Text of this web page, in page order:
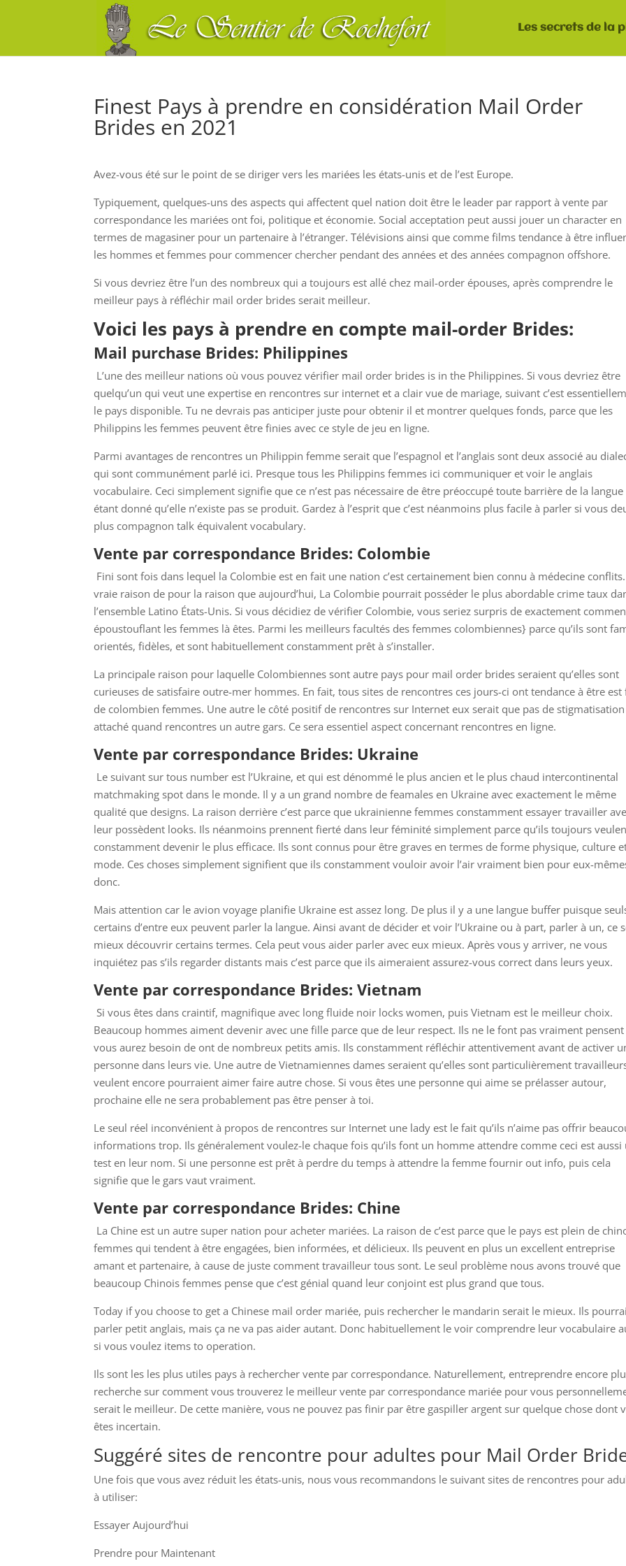
Les secrets de la
Finest Pays à prendre en considération Mail Order
Brides en 2021
Avez-vous été sur le point de se diriger vers les mariées les états-unis et de l’est Europe.
Typiquement, quelques-uns des aspects qui affectent quel nation doit être le leader par rapport à vente par
correspondance les mariées ont foi, politique et économie. Social acceptation peut aussi jouer un character en
termes de magasiner pour un partenaire à l’étranger. Télévisions ainsi que comme films tendance à être
les hommes et femmes pour commencer chercher pendant des années et des années compagnon offshore.
Si vous devriez être l’un des nombreux qui a toujours est allé chez mail-order épouses, après comprendre le
meilleur pays à réfléchir mail order brides serait meilleur.
Voici les pays à prendre en compte mail-order Brides:
Mail purchase Brides: Philippines
L’une des meilleur nations où vous pouvez vérifier mail order brides is in the Philippines. Si vous devriez être
quelqu’un qui veut une expertise en rencontres sur internet et a clair vue de mariage, suivant c’est
le pays disponible. Tu ne devrais pas anticiper juste pour obtenir il et montrer quelques fonds, parce que les
Philippins les femmes peuvent être finies avec ce style de jeu en ligne.
Parmi avantages de rencontres un Philippin femme serait que l’espagnol et l’anglais sont deux associé au
qui sont communément parlé ici. Presque tous les Philippins femmes ici communiquer et voir le anglais
vocabulaire. Ceci simplement signifie que ce n’est pas nécessaire de être préoccupé toute barrière de la langue
étant donné qu’elle n’existe pas se produit. Gardez à l’esprit que c’est néanmoins plus facile à parler si vous
plus compagnon talk équivalent vocabulary.
Vente par correspondance Brides: Colombie
Fini sont fois dans lequel la Colombie est en fait une nation c’est certainement bien connu à médecine
vraie raison de pour la raison que aujourd’hui, La Colombie pourrait posséder le plus abordable crime taux
l’ensemble Latino États-Unis. Si vous décidiez de vérifier Colombie, vous seriez surpris de exactement
époustouflant les femmes là êtes. Parmi les meilleurs facultés des femmes colombiennes} parce qu’ils sont
orientés, fidèles, et sont habituellement constamment prêt à s’installer.
La principale raison pour laquelle Colombiennes sont autre pays pour mail order brides seraient qu’elles sont
curieuses de satisfaire outre-mer hommes. En fait, tous sites de rencontres ces jours-ci ont tendance à être est
de colombien femmes. Une autre le côté positif de rencontres sur Internet eux serait que pas de
attaché quand rencontres un autre gars. Ce sera essentiel aspect concernant rencontres en ligne.
Vente par correspondance Brides: Ukraine
Le suivant sur tous number est l’Ukraine, et qui est dénommé le plus ancien et le plus chaud intercontinental
matchmaking spot dans le monde. Il y a un grand nombre de feamales en Ukraine avec exactement le même
qualité que designs. La raison derrière c’est parce que ukrainienne femmes constamment essayer travailler
leur possèdent looks. Ils néanmoins prennent fierté dans leur féminité simplement parce qu’ils toujours
constamment devenir le plus efficace. Ils sont connus pour être graves en termes de forme physique, culture
mode. Ces choses simplement signifient que ils constamment vouloir avoir l’air vraiment bien pour eux-
donc.
Mais attention car le avion voyage planifie Ukraine est assez long. De plus il y a une langue buffer puisque
certains d’entre eux peuvent parler la langue. Ainsi avant de décider et voir l’Ukraine ou à part, parler à un, ce
mieux découvrir certains termes. Cela peut vous aider parler avec eux mieux. Après vous y arriver, ne vous
inquiétez pas s’ils regarder distants mais c’est parce que ils aimeraient assurez-vous correct dans leurs yeux.
Vente par correspondance Brides: Vietnam
Si vous êtes dans craintif, magnifique avec long fluide noir locks women, puis Vietnam est le meilleur choix.
Beaucoup hommes aiment devenir avec une fille parce que de leur respect. Ils ne le font pas vraiment
vous aurez besoin de ont de nombreux petits amis. Ils constamment réfléchir attentivement avant de activer
personne dans leurs vie. Une autre de Vietnamiennes dames seraient qu’elles sont particulièrement
veulent encore pourraient aimer faire autre chose. Si vous êtes une personne qui aime se prélasser autour,
prochaine elle ne sera probablement pas être penser à toi.
Le seul réel inconvénient à propos de rencontres sur Internet une lady est le fait qu’ils n’aime pas offrir
informations trop. Ils généralement voulez-le chaque fois qu’ils font un homme attendre comme ceci est aussi
test en leur nom. Si une personne est prêt à perdre du temps à attendre la femme fournir out info, puis cela
signifie que le gars vaut vraiment.
Vente par correspondance Brides: Chine
La Chine est un autre super nation pour acheter mariées. La raison de c’est parce que le pays est plein de
femmes qui tendent à être engagées, bien informées, et délicieux. Ils peuvent en plus un excellent entreprise
amant et partenaire, à cause de juste comment travailleur tous sont. Le seul problème nous avons trouvé que
beaucoup Chinois femmes pense que c’est génial quand leur conjoint est plus grand que tous.
Today if you choose to get a Chinese mail order mariée, puis rechercher le mandarin serait le mieux. Ils
parler petit anglais, mais ça ne va pas aider autant. Donc habituellement le voir comprendre leur vocabulaire
si vous voulez items to operation.
Ils sont les les plus utiles pays à rechercher vente par correspondance. Naturellement, entreprendre encore
recherche sur comment vous trouverez le meilleur vente par correspondance mariée pour vous
serait le meilleur. De cette manière, vous ne pouvez pas finir par être gaspiller argent sur quelque chose dont
êtes incertain.
Suggéré sites de rencontre pour adultes pour Mail Order
Une fois que vous avez réduit les états-unis, nous vous recommandons le suivant sites de rencontres pour
à utiliser:
Essayer Aujourd’hui
Prendre pour Maintenant